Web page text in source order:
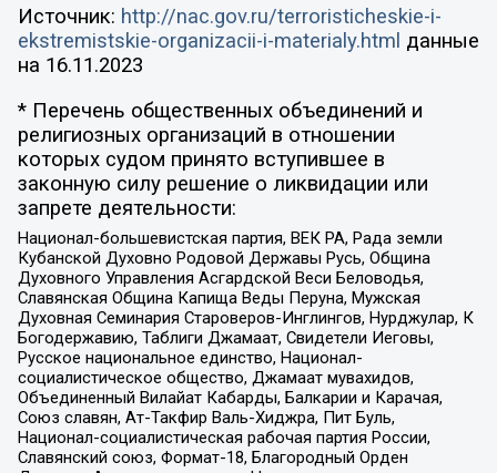
Источник: http://nac.gov.ru/terroristicheskie-i-
ekstremistskie-organizacii-i-materialy.html данные
на 16.11.2023
* Перечень общественных объединений и
религиозных организаций в отношении
которых судом принято вступившее в
законную силу решение о ликвидации или
запрете деятельности:
Национал-большевистская партия, ВЕК РА, Рада земли
Кубанской Духовно Родовой Державы Русь, Община
Духовного Управления Асгардской Веси Беловодья,
Славянская Община Капища Веды Перуна, Мужская
Духовная Семинария Староверов-Инглингов, Нурджулар, К
Богодержавию, Таблиги Джамаат, Свидетели Иеговы,
Русское национальное единство, Национал-
социалистическое общество, Джамаат мувахидов,
Объединенный Вилайат Кабарды, Балкарии и Карачая,
Союз славян, Ат-Такфир Валь-Хиджра, Пит Буль,
Национал-социалистическая рабочая партия России,
Славянский союз, Формат-18, Благородный Орден